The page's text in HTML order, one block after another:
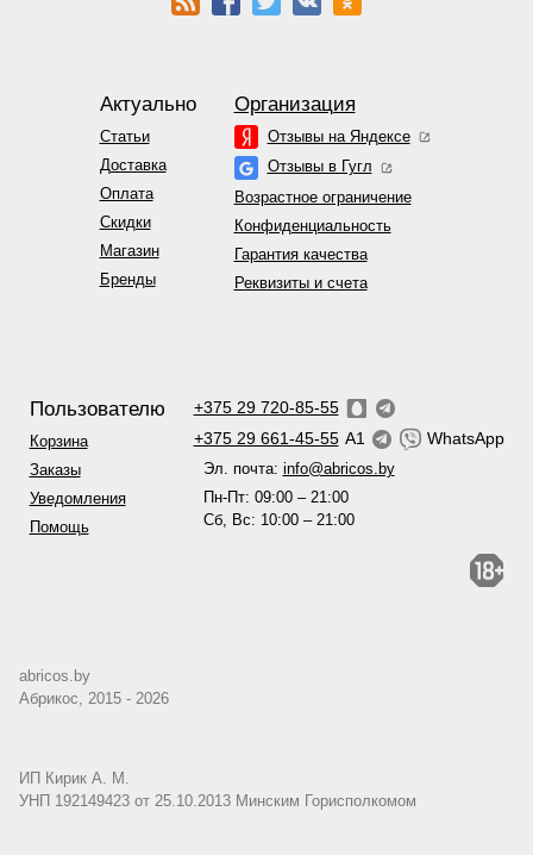
Актуально
Статьи
Доставка
Оплата
Скидки
Магазин
Бренды
Организация
Отзывы на Яндексе
Отзывы в Гугл
Возрастное ограничение
Конфиденциальность
Гарантия качества
Реквизиты и счета
Пользователю
Корзина
Заказы
Уведомления
Помощь
+375 29 720-85-55
+375 29 661-45-55 A1 WhatsApp
Эл. почта: info@abricos.by
Пн-Пт: 09:00 – 21:00
Сб, Вс: 10:00 – 21:00
abricos.by
Абрикос, 2015 - 2026
ИП Кирик А. М.
УНП 192149423 от 25.10.2013 Минским Горисполкомом